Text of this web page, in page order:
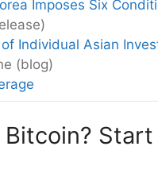
Imposes Six
Individual Asian
(blog)